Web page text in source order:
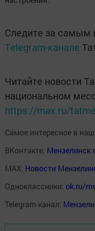
Следите за
Telegram-канале
Читайте новости
национальном
https://max.ru/
Самое интересное в
ВКонтакте: Мензелинск
MAX: Новости
Одноклассники: ok.ru/
Telegram-канал: